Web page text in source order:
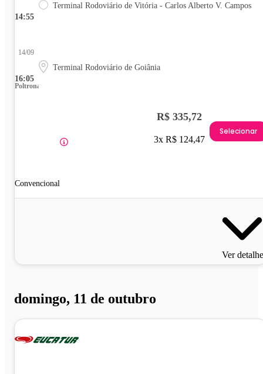
14:55
Terminal Rodoviário de Vitória - Carlos Alberto V. Campos
16:05
14/09
Terminal Rodoviário de Goiânia
Poltrona
Convencional
R$ 335,72
3x R$ 124,47
Selecionar
Ver
domingo, 11 de outubro